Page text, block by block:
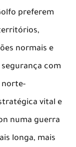
preferem
normais e
com
norte-
vital e
numa guerra
longa, mais